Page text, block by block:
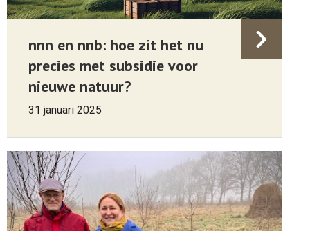
nnn en nnb: hoe zit het nu
precies met subsidie voor
nieuwe natuur?
31 januari 2025